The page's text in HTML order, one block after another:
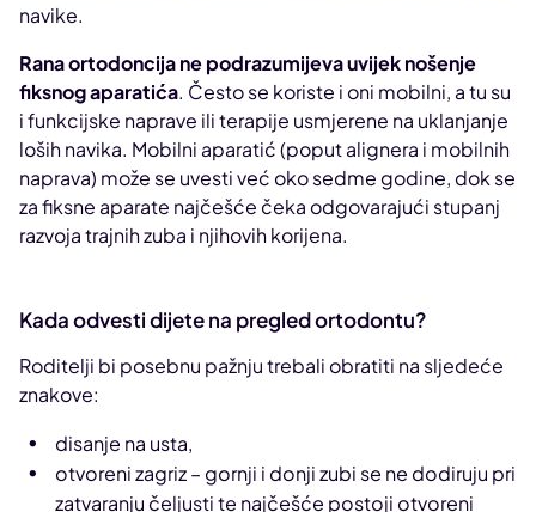
navike.
Rana ortodoncija ne podrazumijeva uvijek nošenje
fiksnog aparatića. Često se koriste i oni mobilni, a tu su
i funkcijske naprave ili terapije usmjerene na uklanjanje
loših navika. Mobilni aparatić (poput alignera i mobilnih
naprava) može se uvesti već oko sedme godine, dok se
za fiksne aparate najčešće čeka odgovarajući stupanj
razvoja trajnih zuba i njihovih korijena.
Kada odvesti dijete na pregled ortodontu?
Roditelji bi posebnu pažnju trebali obratiti na sljedeće
znakove:
disanje na usta,
otvoreni zagriz – gornji i donji zubi se ne dodiruju pri
zatvaranju čeljusti te najčešće postoji otvoreni